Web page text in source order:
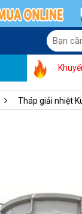
Tháp giải nhiệt